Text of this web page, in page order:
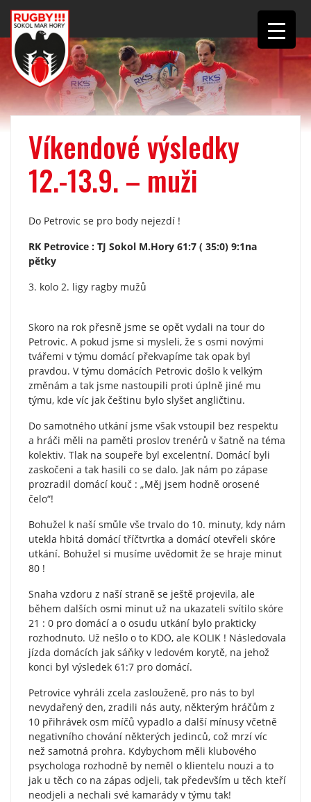
Víkendové výsledky
12.-13.9. – muži
Do Petrovic se pro body nejezdí !
RK Petrovice : TJ Sokol M.Hory 61:7 ( 35:0) 9:1na
pětky
3. kolo 2. ligy ragby mužů
Skoro na rok přesně jsme se opět vydali na tour do
Petrovic. A pokud jsme si mysleli, že s osmi novými
tvářemi v týmu domácí překvapíme tak opak byl
pravdou. V týmu domácích Petrovic došlo k velkým
změnám a tak jsme nastoupili proti úplně jiné mu
týmu, kde víc jak češtinu bylo slyšet angličtinu.
Do samotného utkání jsme však vstoupil bez respektu
a hráči měli na paměti proslov trenérů v šatně na téma
kolektiv. Tlak na soupeře byl excelentní. Domácí byli
zaskočeni a tak hasili co se dalo. Jak nám po zápase
prozradil domácí kouč : „Měj jsem hodně orosené
čelo“!
Bohužel k naší smůle vše trvalo do 10. minuty, kdy nám
utekla hbitá domácí tříčtvrtka a domácí otevřeli skóre
utkání. Bohužel si musíme uvědomit že se hraje minut
80 !
Snaha vzdoru z naší straně se ještě projevila, ale
během dalších osmi minut už na ukazateli svítilo skóre
21 : 0 pro domácí a o osudu utkání bylo prakticky
rozhodnuto. Už nešlo o to KDO, ale KOLIK ! Následovala
jízda domácích jak sáňky v ledovém korytě, na jehož
konci byl výsledek 61:7 pro domácí.
Petrovice vyhráli zcela zaslouženě, pro nás to byl
nevydařený den, zradili nás auty, některým hráčům z
10 přihrávek osm míčů vypadlo a další mínusy včetně
negativního chování některých jedinců, což mrzí víc
než samotná prohra. Kdybychom měli klubového
psychologa rozhodně by neměl o klientelu nouzi a to
jak u těch co na zápas odjeli, tak především u těch kteří
neodjeli a nechali své kamarády v týmu tak!